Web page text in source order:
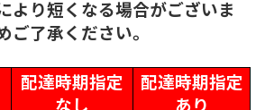
より短くなる場合がございま
ご了承ください。
配達時期指定
なし
配達時期指定
あり